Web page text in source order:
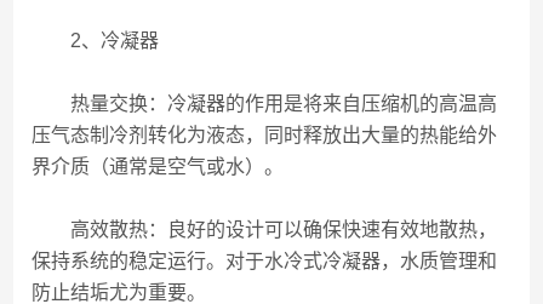
2、冷凝器
热量交换：冷凝器的作用是将来自压缩机的高温高
压气态制冷剂转化为液态，同时释放出大量的热能给外
界介质（通常是空气或水）。
高效散热：良好的设计可以确保快速有效地散热，
保持系统的稳定运行。对于水冷式冷凝器，水质管理和
防止结垢尤为重要。